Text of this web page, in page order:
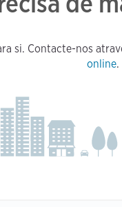
si. Contacte-nos
online.